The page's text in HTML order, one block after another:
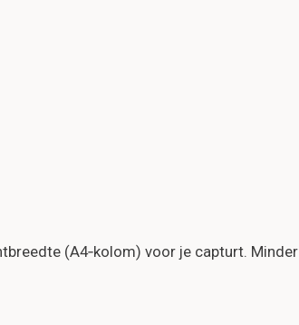
(A4‑kolom) voor je capturt. Minder